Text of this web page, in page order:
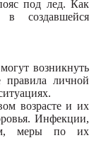
под лед. Как
в создавшейся
возникнуть
личной
возрасте и их
Инфекции,
меры по их